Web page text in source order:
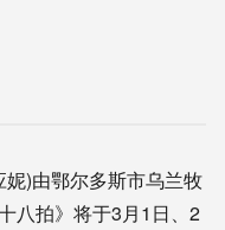
)由鄂尔多斯市乌兰牧
八拍》将于3月1日、2